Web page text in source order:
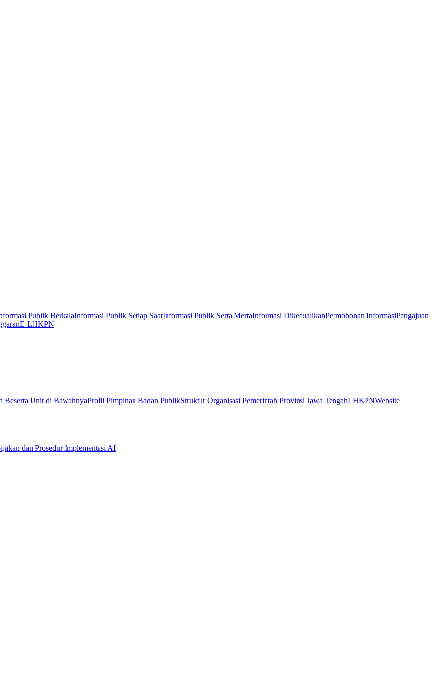
Publik BerkalaInformasi Publik Setiap SaatInformasi Publik Serta MertaInformasi DikecualikanPermohonan InformasiPengajuan
E-LHKPN
Beserta Unit di BawahnyaProfil Pimpinan Badan PublikStruktur Organisasi Pemerintah Provinsi Jawa TengahLHKPNWebsite
dan Prosedur Implementasi AI